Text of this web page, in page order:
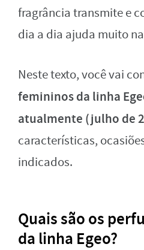
fragrância transmite e
dia a dia ajuda muito
Neste texto, você vai
femininos da linha
atualmente (julho de
características,
indicados.
Quais são os
da linha Egeo?